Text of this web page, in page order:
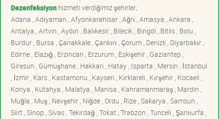
Dezenfeksiyonhizmeti verdiğimiz şehirler;
Adana , Adıyaman , Afyonkarahisar , Ağrı , Amasya , Ankara ,
Antalya , Artvin , Aydın , Balıkesir , Bilecik , Bingöl , Bitlis , Bolu ,
Burdur , Bursa , Çanakkale , Çankırı , Çorum , Denizli , Diyarbakır ,
Edirne , Elazığ , Erzincan , Erzurum , Eskişehir , Gaziantep ,
Giresun , Gümüşhane , Hakkari , Hatay , Isparta , Mersin , İstanbul
, İzmir , Kars , Kastamonu , Kayseri , Kırklareli , Kırşehir , Kocaeli ,
Konya , Kütahya , Malatya , Manisa , Kahramanmaraş , Mardin ,
Muğla , Muş , Nevşehir , Niğde , Ordu , Rize , Sakarya , Samsun ,
Siirt , Sinop , Sivas , Tekirdağ , Tokat , Trabzon , Tunceli , Şanlıurfa ,